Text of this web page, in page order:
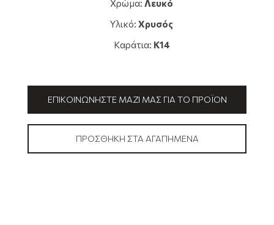
Χρώμα: Λευκό
Υλικό: Χρυσός
Καράτια: K14
ΕΠΙΚΟΙΝΩΝΉΣΤΕ ΜΑΖΊ ΜΑΣ ΓΙΑ ΤΟ ΠΡΟΪΌΝ
ΠΡΟΣΘΉΚΗ ΣΤΑ ΑΓΑΠΗΜΈΝΑ